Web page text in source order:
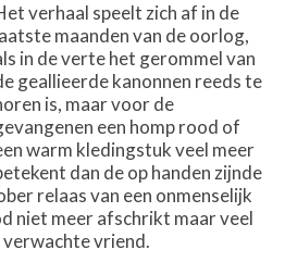
verhaal speelt zich af in de
maanden van de oorlog,
in de verte het gerommel van
geallieerde kanonnen reeds te
is, maar voor de
een homp rood of
warm kledingstuk veel meer
dan de op handen zijnde
relaas van een onmenselijk
niet meer afschrikt maar veel
vriend.